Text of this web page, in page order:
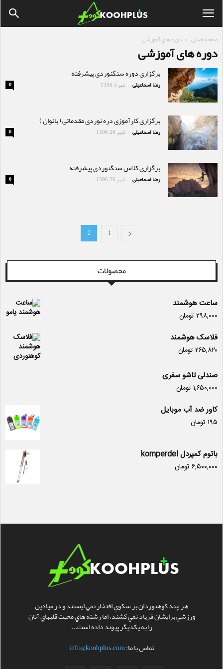
صفحه اصلی دوره های آموزشی
دوره های آموزشی
برگزاری دوره سنگنوردی پیشرفته
رضا اسماعیلی - مهر 3, 1396 0
برگزاری کارآموزی دره نوردی مقدماتی ( بانوان )
رضا اسماعیلی - شهر 26, 1396 0
برگزاری کلاس سنگنوردی پیشرفته
رضا اسماعیلی - شهر 26, 1396 0
1
2
محصولات
ساعت هوشمند
۲۹۸,۰۰۰ تومان
فلاسک هوشمند
۲۶۵,۸۲۰ تومان
صندلی تاشو سفری
۱,۶۵۰,۰۰۰ تومان
کاور ضد آب موبایل
۱۹۵ تومان
باتوم کمپردل komperdel
۶,۵۰۰,۰۰۰ تومان
هر چند کوهنوردان بر سکوي افتخار نمي ايستند و در ميادين
ورزشي برايشان فرياد نمي کشند، اما رشته هاي محبت قلبهاي آنان
را به يکديگر پيوند داده است...
تماس با ما:info@koohplus.com